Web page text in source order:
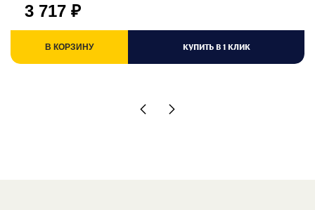
3 717 ₽
В КОРЗИНУ КУПИТЬ В 1 КЛИК